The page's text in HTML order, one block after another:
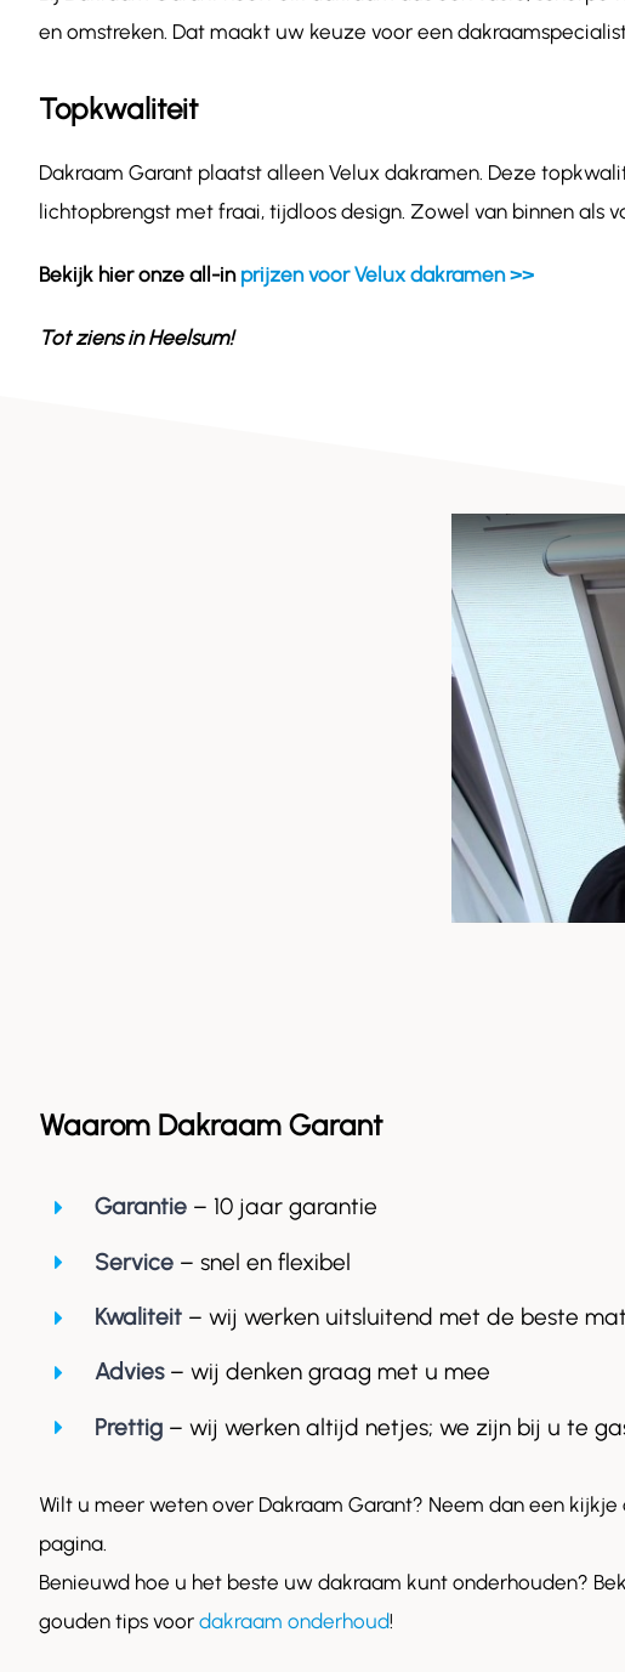
en omstreken. Dat maakt uw keuze voor een
Topkwaliteit
Dakraam Garant plaatst alleen Velux dakramen. Deze
lichtopbrengst met fraai, tijdloos design. Zowel van binnen als
Bekijk hier onze all-in prijzen voor Velux dakramen >>
Tot ziens inHeelsum!
Waarom Dakraam Garant
Garantie– 10 jaar garantie
Service – snel en flexibel
Kwaliteit– wij werken uitsluitend met de beste
Advies– wij denken graag met u mee
Prettig– wij werken altijd netjes; we zijn bij u te
Wilt u meer weten over Dakraam Garant? Neem dan een kijkje
pagina.
Benieuwd hoe u het beste uw dakraam kunt onderhouden?
gouden tips voor dakraam onderhoud!